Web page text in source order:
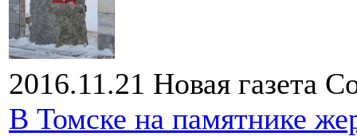
2016.11.21 Новая газета
В Томске на памятнике